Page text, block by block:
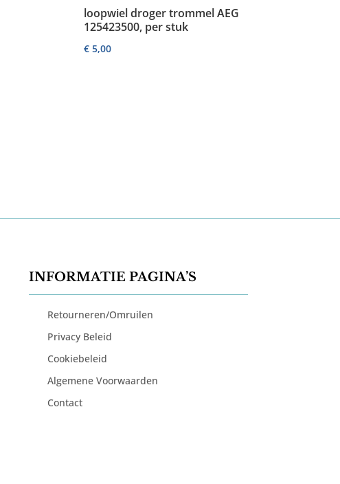
loopwiel droger trommel AEG
125423500, per stuk
€ 5,00
INFORMATIE PAGINA’S
Retourneren/Omruilen
Privacy Beleid
Cookiebeleid
Algemene Voorwaarden
Contact